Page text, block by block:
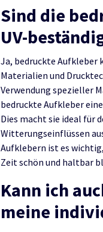
Sind die
UV-
Ja, bedruckte Aufkleber
Materialien und
Verwendung spezieller
bedruckte Aufkleber
Dies macht sie ideal für
Witterungseinflüssen
Aufklebern ist es
Zeit schön und haltbar
Kann ich
meine